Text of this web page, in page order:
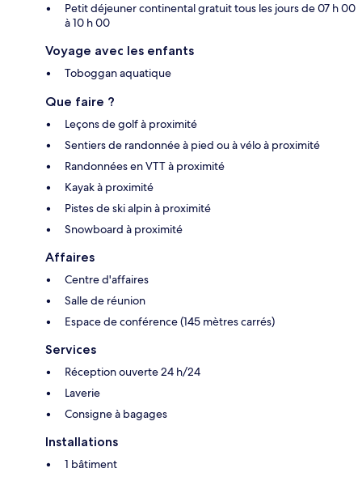
Petit déjeuner continental gratuit tous les jours de 07 h 00
à 10 h 00
Voyage avec les enfants
Toboggan aquatique
Que faire ?
Leçons de golf à proximité
Sentiers de randonnée à pied ou à vélo à proximité
Randonnées en VTT à proximité
Kayak à proximité
Pistes de ski alpin à proximité
Snowboard à proximité
Affaires
Centre d'affaires
Salle de réunion
Espace de conférence (145 mètres carrés)
Services
Réception ouverte 24 h/24
Laverie
Consigne à bagages
Installations
1 bâtiment